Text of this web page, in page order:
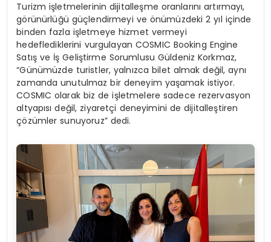
Turizm işletmelerinin dijitalleşme oranlarını artırmayı,
görünürlüğü güçlendirmeyi ve önümüzdeki 2 yıl içinde
binden fazla işletmeye hizmet vermeyi
hedeflediklerini vurgulayan COSMIC Booking Engine
Satış ve İş Geliştirme Sorumlusu Güldeniz Korkmaz,
“Günümüzde turistler, yalnızca bilet almak değil, aynı
zamanda unutulmaz bir deneyim yaşamak istiyor.
COSMIC olarak biz de işletmelere sadece rezervasyon
altyapısı değil, ziyaretçi deneyimini de dijitalleştiren
çözümler sunuyoruz” dedi.